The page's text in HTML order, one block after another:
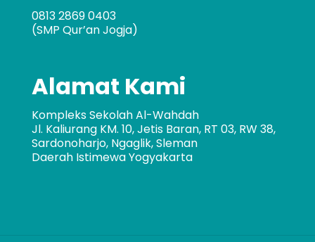
0813 2869 0403
(SMP Qur’an Jogja)
Alamat Kami
Kompleks Sekolah Al-Wahdah
Jl. Kaliurang KM. 10, Jetis Baran, RT 03, RW 38,
Sardonoharjo, Ngaglik, Sleman
Daerah Istimewa Yogyakarta